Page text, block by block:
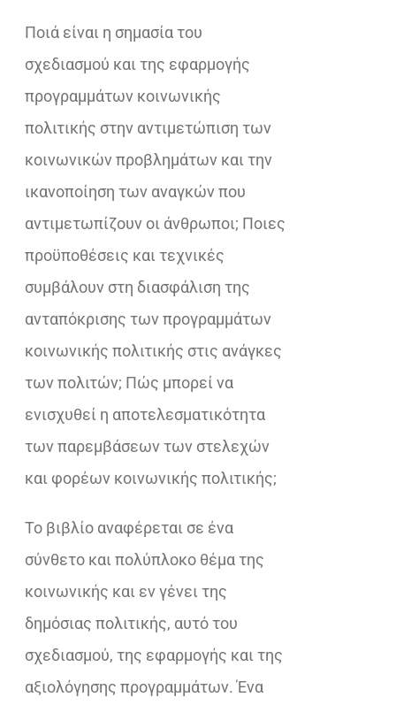
€17,00.
Ποιά είναι η σημασία του
σχεδιασμού και της εφαρμογής
προγραμμάτων κοινωνικής
πολιτικής στην αντιμετώπιση των
κοινωνικών προβλημάτων και την
ικανοποίηση των αναγκών που
αντιμετωπίζουν οι άνθρωποι; Ποιες
προϋποθέσεις και τεχνικές
συμβάλουν στη διασφάλιση της
ανταπόκρισης των προγραμμάτων
κοινωνικής πολιτικής στις ανάγκες
των πολιτών; Πώς μπορεί να
ενισχυθεί η αποτελεσματικότητα
των παρεμβάσεων των στελεχών
και φορέων κοινωνικής πολιτικής;
Το βιβλίο αναφέρεται σε ένα
σύνθετο και πολύπλοκο θέμα της
κοινωνικής και εν γένει της
δημόσιας πολιτικής, αυτό του
σχεδιασμού, της εφαρμογής και της
αξιολόγησης προγραμμάτων. Ένα